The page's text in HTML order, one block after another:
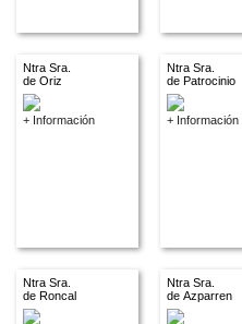
Ntra Sra.
de Oriz
+ Información
Ntra Sra.
de Patrocinio
+ Información
Ntra Sra.
de Roncal
Ntra Sra.
de Azparren